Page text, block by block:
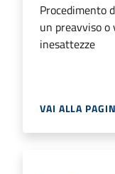
Procedimento
un preavviso
inesattezze
VAI ALLA